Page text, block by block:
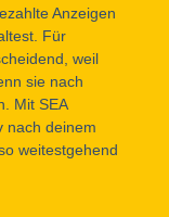
Anzeigen
Für
weil
sie nach
Mit SEA
nach deinem
weitestgehend